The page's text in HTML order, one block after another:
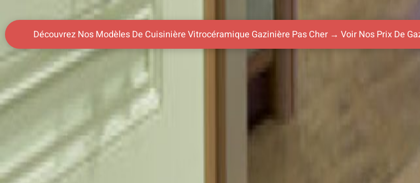
Découvrez Nos Modèles De Cuisinière Vitrocéramique Gazinière Pas Cher → Voir Nos Prix De